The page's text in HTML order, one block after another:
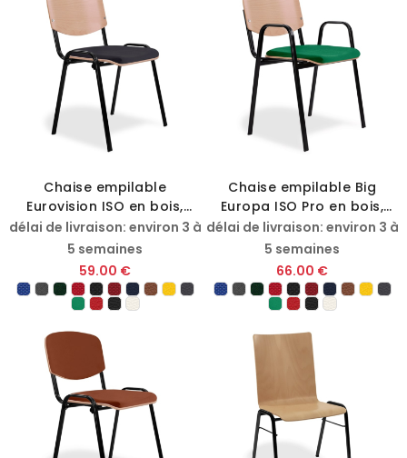
Chaise empilable
Eurovision ISO en bois,
assise rembourrée
délai de livraison: environ 3 à
5 semaines
59.00 €
Chaise empilable Big
Europa ISO Pro en bois,
assise rembourrée
délai de livraison: environ 3 à
5 semaines
66.00 €